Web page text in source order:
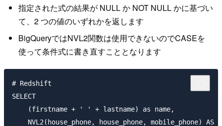
指定された式の結果が NULL か NOT NULL かに基づい
て、2 つの値のいずれかを返します
BigQueryではNVL2関数は使用できないのでCASEを
使って条件式に書き直すこととなります
# Redshift
SELECT
    (firstname + ' ' + lastname) as name,
NVL2(house_phone, house_phone, mobile_phone) AS